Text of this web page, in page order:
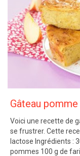
Gâteau
Voici une recette de
se frustrer. Cette
lactose Ingrédients :
pommes 100 g de